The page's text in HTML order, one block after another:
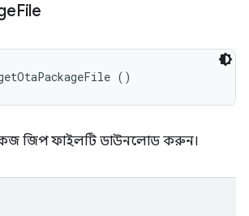
File
()
জিপ ফাইলটি ডাউনলোড করুন।